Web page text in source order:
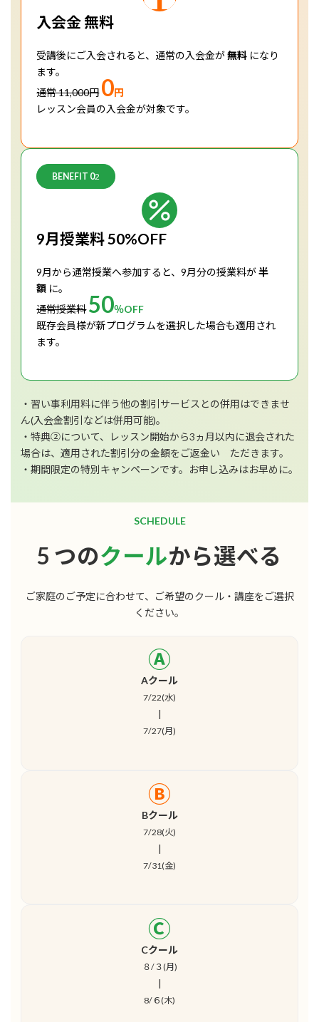
入会金 無料
受講後にご入会されると、通常の入会金が無料 になり
ます。
通常 11,000円 0円
レッスン会員の入会金が対象です。
BENEFIT 02
9月授業料 50%OFF
9月から通常授業へ参加すると、9月分の授業料が半
額 に。
通常授業料 50％OFF
既存会員様が新プログラムを選択した場合も適用され
ます。
・習い事利用料に伴う他の割引サービスとの併用はできませ
ん(入会金割引などは併用可能)。
・特典②について、レッスン開始から3ヵ月以内に退会された
場合は、適用された割引分の金額をご返金い ただきます。
・期間限定の特別キャンペーンです。お申し込みはお早めに。
SCHEDULE
5 つのクールから選べる
ご家庭のご予定に合わせて、ご希望のクール・講座をご選択
ください。
Ⓐ
Aクール
7/22(水)
|
7/27(月)
Ⓑ
Bクール
7/28(火)
|
7/31(金)
Ⓒ
Cクール
８/３(月)
|
8/６(木)